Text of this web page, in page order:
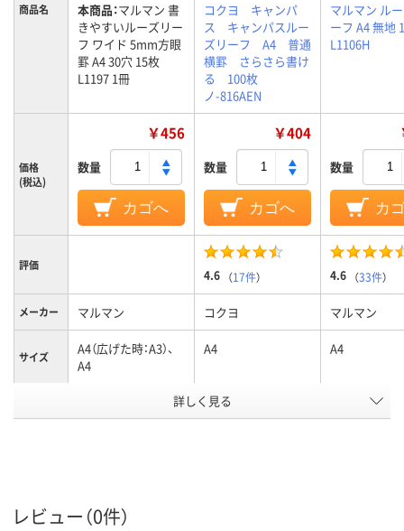
商品名 本商品：マルマン 書
きやすいルーズリー
フ ワイド 5mm方眼
罫 A4 30穴 15枚
L1197 1冊
コクヨ キャンパ
ス キャンパスルー
ズリーフ A4 普通
横罫 さらさら書け
る 100枚
ノ-816AEN
マルマン ル
ーフ A4 無地
L1106H
価格
(税込)
￥456
数量
カゴへ
￥404
数量
カゴへ
数量
カ
評価
4.6 （17件） 4.6 （33件）
メーカー マルマン コクヨ マルマン
サイズ
A4（広げた時：A3）、
A4
A4 A4
30 30、A4：30穴
詳しく見る
レビュー（0件）